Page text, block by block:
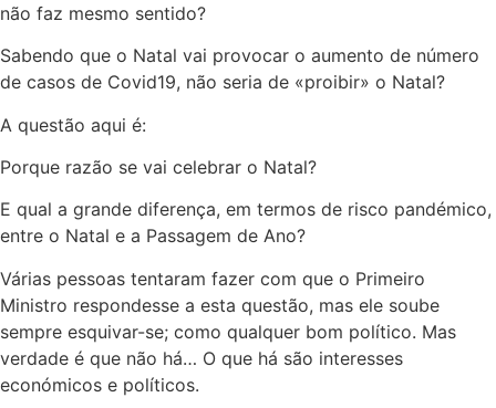
não faz mesmo sentido?
Sabendo que o Natal vai provocar o aumento de número
de casos de Covid19, não seria de «proibir» o Natal?
A questão aqui é:
Porque razão se vai celebrar o Natal?
E qual a grande diferença, em termos de risco pandémico,
entre o Natal e a Passagem de Ano?
Várias pessoas tentaram fazer com que o Primeiro
Ministro respondesse a esta questão, mas ele soube
sempre esquivar-se; como qualquer bom político. Mas
verdade é que não há… O que há são interesses
económicos e políticos.